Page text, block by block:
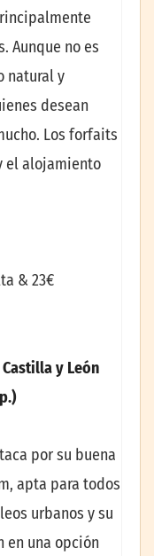
Aunque no es
natural y
desean
Los forfaits
el alojamiento
& 23€
y León
por su buena
apta para todos
urbanos y su
una opción